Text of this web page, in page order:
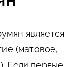
является
(матовое,
Если первые